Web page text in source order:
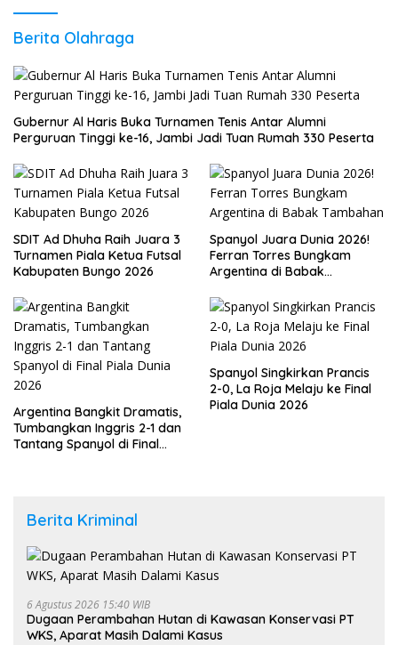
Berita Olahraga
Gubernur Al Haris Buka Turnamen Tenis Antar Alumni
Perguruan Tinggi ke-16, Jambi Jadi Tuan Rumah 330 Peserta
SDIT Ad Dhuha Raih Juara 3
Turnamen Piala Ketua Futsal
Kabupaten Bungo 2026
Spanyol Juara Dunia 2026!
Ferran Torres Bungkam
Argentina di Babak
Argentina Bangkit Dramatis,
Tumbangkan Inggris 2-1 dan
Tantang Spanyol di Final
Spanyol Singkirkan Prancis
2-0, La Roja Melaju ke Final
Piala Dunia 2026
Berita Kriminal
6 Agustus 2026 15:40 WIB
Dugaan Perambahan Hutan di Kawasan Konservasi PT
WKS, Aparat Masih Dalami Kasus